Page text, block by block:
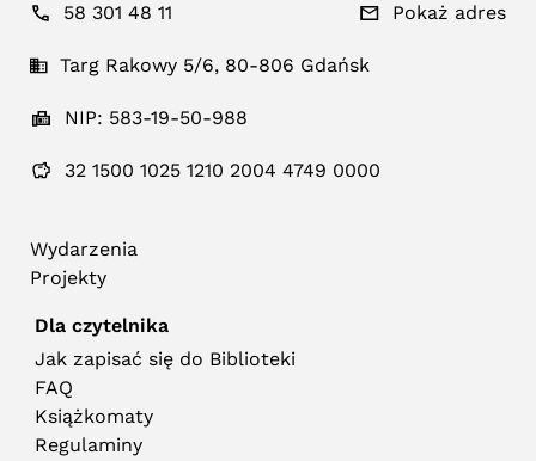
58 301 48 11 Pokaż adres
Targ Rakowy 5/6, 80-806 Gdańsk
NIP: 583-19-50-988
32 1500 1025 1210 2004 4749 0000
Wydarzenia
Projekty
Dla czytelnika
Jak zapisać się do Biblioteki
FAQ
Książkomaty
Regulaminy